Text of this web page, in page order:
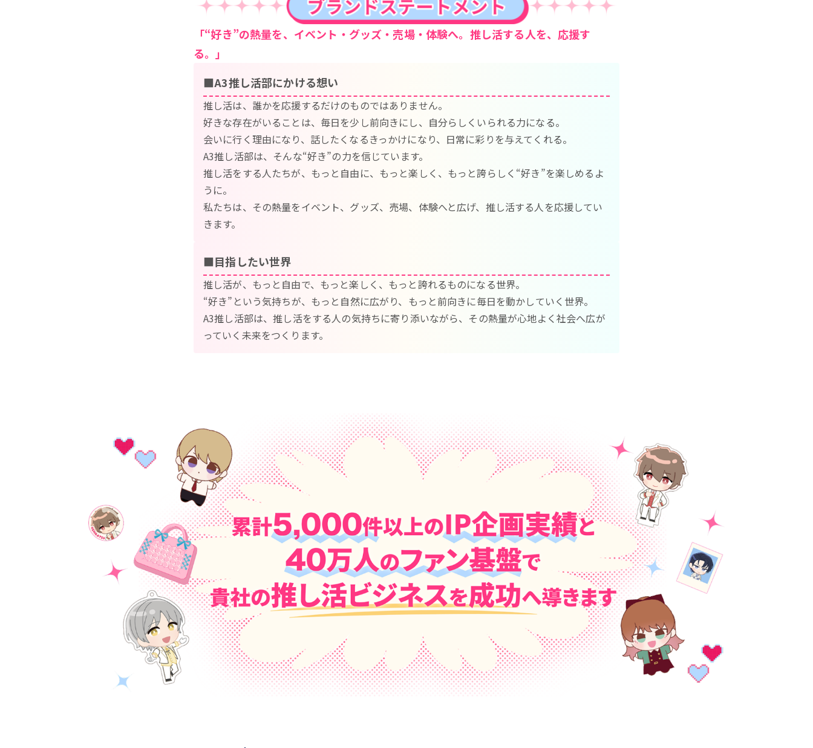
「“好き”の熱量を、イベント・グッズ・売場・体験へ。推し活する人を、応援す
る。」
■A3推し活部にかける想い
推し活は、誰かを応援するだけのものではありません。
好きな存在がいることは、毎日を少し前向きにし、自分らしくいられる力になる。
会いに行く理由になり、話したくなるきっかけになり、日常に彩りを与えてくれる。
A3推し活部は、そんな“好き”の力を信じています。
推し活をする人たちが、もっと自由に、もっと楽しく、もっと誇らしく“好き”を楽しめるよ
うに。
私たちは、その熱量をイベント、グッズ、売場、体験へと広げ、推し活する人を応援してい
きます。
■目指したい世界
推し活が、もっと自由で、もっと楽しく、もっと誇れるものになる世界。
“好き”という気持ちが、もっと自然に広がり、もっと前向きに毎日を動かしていく世界。
A3推し活部は、推し活をする人の気持ちに寄り添いながら、その熱量が心地よく社会へ広が
っていく未来をつくります。